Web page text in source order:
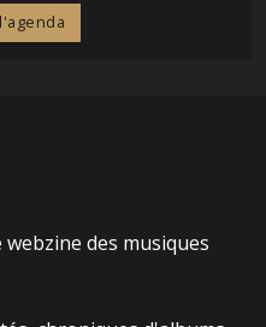
des musiques